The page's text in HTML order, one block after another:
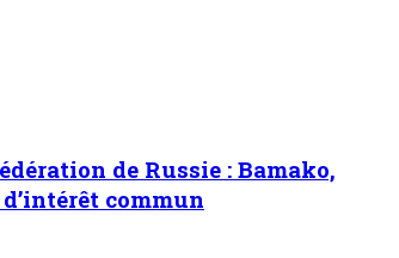
de Russie : Bamako,
commun